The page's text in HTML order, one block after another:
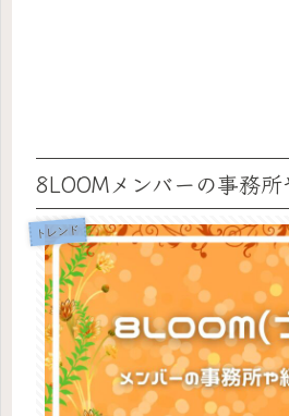
8LOOMメンバーの事務
トレンド